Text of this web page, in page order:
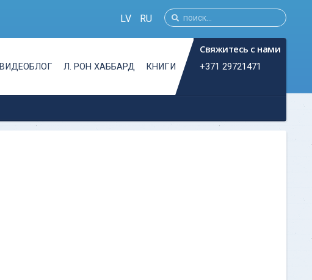
LV RU
ВИДЕОБЛОГ Л. РОН ХАББАРД КНИГИ
Свяжитесь с нами
+371 29721471